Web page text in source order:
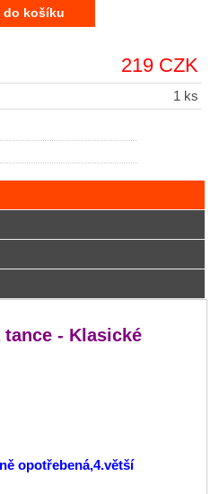
219 CZK
1 ks
tance - Klasické
opotřebená,4.větší